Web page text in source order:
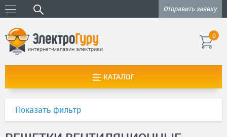
Отправить заявку
интернет-магазин электрики
0
КАТАЛОГ
Показать фильтр